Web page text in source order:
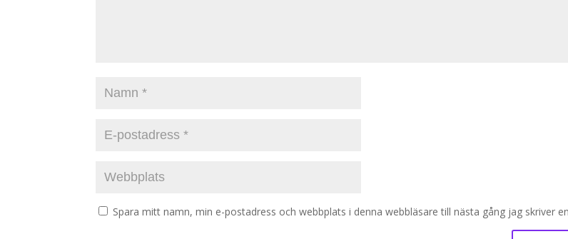
Spara mitt namn, min e-postadress och webbplats i denna webbläsare till nästa gång jag skriver